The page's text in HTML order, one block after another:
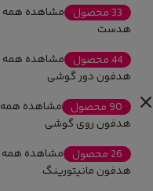
33 محصول
مشاهده همه
هدست
44 محصول
مشاهده همه
هدفون دور گوشی
90 محصول
مشاهده همه
هدفون روی گوشی
26 محصول
مشاهده همه
هدفون مانیتورینگ